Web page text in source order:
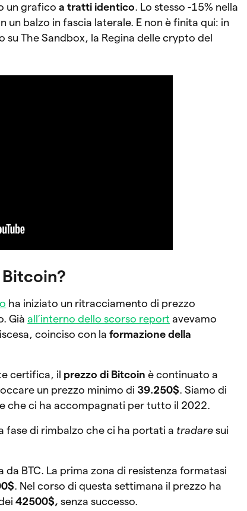
un graficoa tratti identico . Lo stesso -15% nella
un balzo in fascia laterale. E non è finita qui: in
The Sandbox, la Regina delle crypto del
ha iniziato un ritracciamento di prezzo
Giàall’interno dello scorso report avevamo
coinciso con laformazione della
certifica, il prezzo di Bitcoin è continuato a
un prezzo minimo di 39.250$ . Siamo di
che ci ha accompagnati per tutto il 2022.
fase di rimbalzo che ci ha portati a tradaresui
BTC. La prima zona di resistenza formatasi
. Nel corso di questa settimana il prezzo ha
42500$, senza successo.